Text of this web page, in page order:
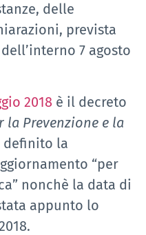
delle
prevista
7 agosto
2018 è il decreto
la Prevenzione e la
definito la
“per
nonchè la data di
appunto lo